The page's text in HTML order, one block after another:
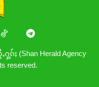
ၵ်ႈ (Shan Herald Agency
reserved.